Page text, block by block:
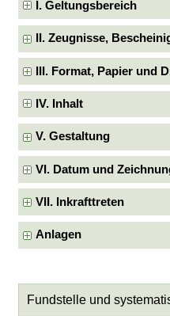
I. Geltungsbereich
II. Zeugnisse,
III. Format, Papier und
IV. Inhalt
V. Gestaltung
VI. Datum und
VII. Inkrafttreten
Anlagen
Fundstelle und